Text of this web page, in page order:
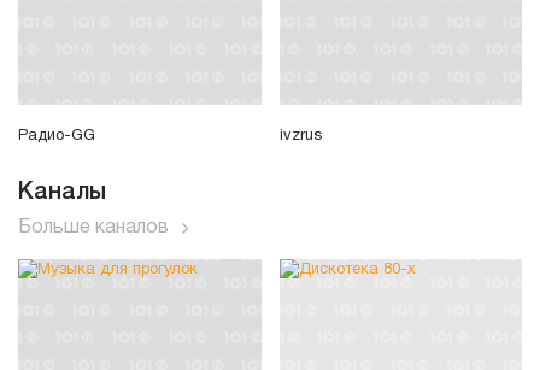
Радио-GG ivzrus
Каналы
Больше каналов